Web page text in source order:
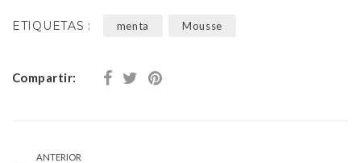
ETIQUETAS : menta Mousse
Compartir:
ANTERIOR